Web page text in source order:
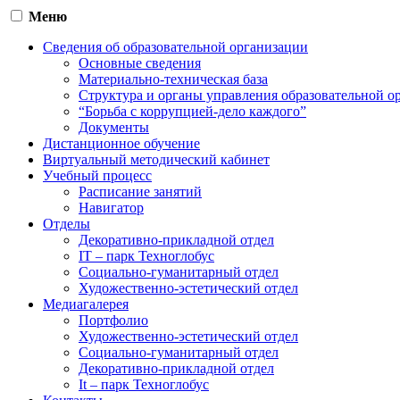
Меню
Сведения об образовательной организации
Основные сведения
Материально-техническая база
Структура и органы управления образовательной
“Борьба с коррупцией-дело каждого”
Документы
Дистанционное обучение
Виртуальный методический кабинет
Учебный процесс
Расписание занятий
Навигатор
Отделы
Декоративно-прикладной отдел
IT – парк Техноглобус
Социально-гуманитарный отдел
Художественно-эстетический отдел
Медиагалерея
Портфолио
Художественно-эстетический отдел
Социально-гуманитарный отдел
Декоративно-прикладной отдел
It – парк Техноглобус